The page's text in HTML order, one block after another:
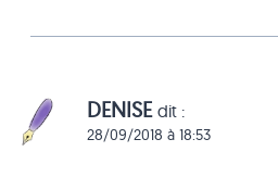
DENISE dit :
28/09/2018 à 18:53